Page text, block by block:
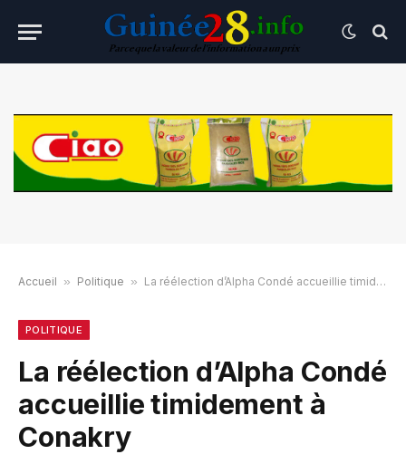
Accueil » Politique » La réélection d’Alpha Condé accueillie timidement à Conakry
POLITIQUE
La réélection d’Alpha Condé
accueillie timidement à
Conakry